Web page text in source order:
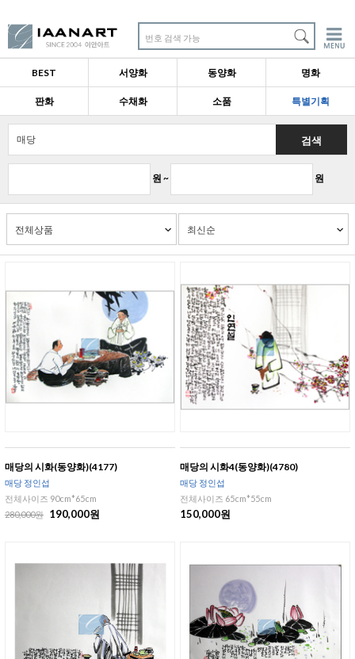
번호 검색 가능
BEST 서양화 동양화 명화
판화 수채화 소품 특별기획
원 ~ 원
검색
매당의 시화(동양화)(4177)
매당 정인섭
전체사이즈 90cm*65cm
280,000원
190,000원
매당의 시화4(동양화)(4780)
매당 정인섭
전체사이즈 65cm*55cm
150,000원